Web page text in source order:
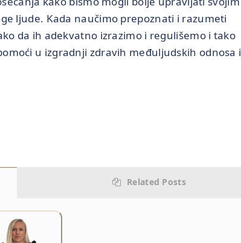
ljude. Kada naučimo prepoznati i razumeti
da ih adekvatno izrazimo i regulišemo i tako
u izgradnji zdravih međuljudskih odnosa i
Related Posts